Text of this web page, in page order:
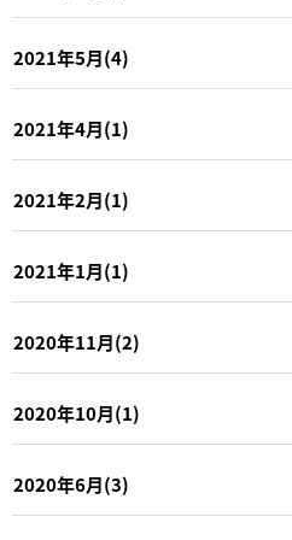
2021年5月(4)
2021年4月(1)
2021年2月(1)
2021年1月(1)
2020年11月(2)
2020年10月(1)
2020年6月(3)